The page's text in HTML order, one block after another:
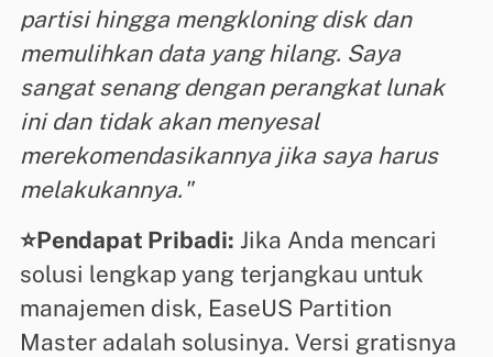
partisi hingga mengkloning disk dan
memulihkan data yang hilang. Saya
sangat senang dengan perangkat lunak
ini dan tidak akan menyesal
merekomendasikannya jika saya harus
melakukannya."
⭐Pendapat Pribadi: Jika Anda mencari
solusi lengkap yang terjangkau untuk
manajemen disk, EaseUS Partition
Master adalah solusinya. Versi gratisnya